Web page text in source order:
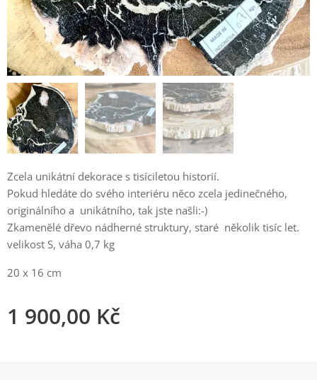
Zcela unikátní dekorace s tisíciletou historií.
Pokud hledáte do svého interiéru něco zcela jedinečného,
originálního a unikátního, tak jste našli:-)
Zkamenělé dřevo nádherné struktury, staré několik tisíc let.
velikost S, váha 0,7 kg
20 x 16 cm
1 900,00 Kč